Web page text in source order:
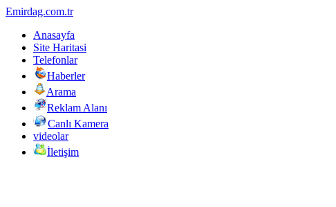
Emirdag.com.tr
Anasayfa
Site Haritasi
Telefonlar
Haberler
Arama
Reklam Alanı
Canlı Kamera
videolar
İletişim